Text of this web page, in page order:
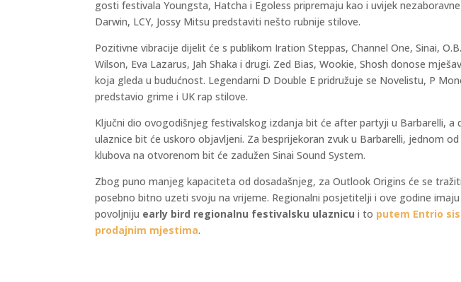
gosti festivala Youngsta, Hatcha i Egoless pripremaju kao i uvijek
Darwin, LCY, Jossy Mitsu predstaviti nešto rubnije stilove.
Pozitivne vibracije dijelit će s publikom Iration Steppas, Channel One, Sinai,
Wilson, Eva Lazarus, Jah Shaka i drugi. Zed Bias, Wookie, Shosh donose
koja gleda u budućnost. Legendarni D Double E pridružuje se Novelistu, P
predstavio grime i UK rap stilove.
Ključni dio ovogodišnjeg festivalskog izdanja bit će after partyji u Barbarelli, a
ulaznice bit će uskoro objavljeni. Za besprijekoran zvuk u Barbarelli, jednom
klubova na otvorenom bit će zadužen Sinai Sound System.
Zbog puno manjeg kapaciteta od dosadašnjeg, za Outlook Origins će se
posebno bitno uzeti svoju na vrijeme. Regionalni posjetitelji i ove godine
povoljniju early bird regionalnu festivalsku ulaznicu i to putem Entrio
prodajnim mjestima.